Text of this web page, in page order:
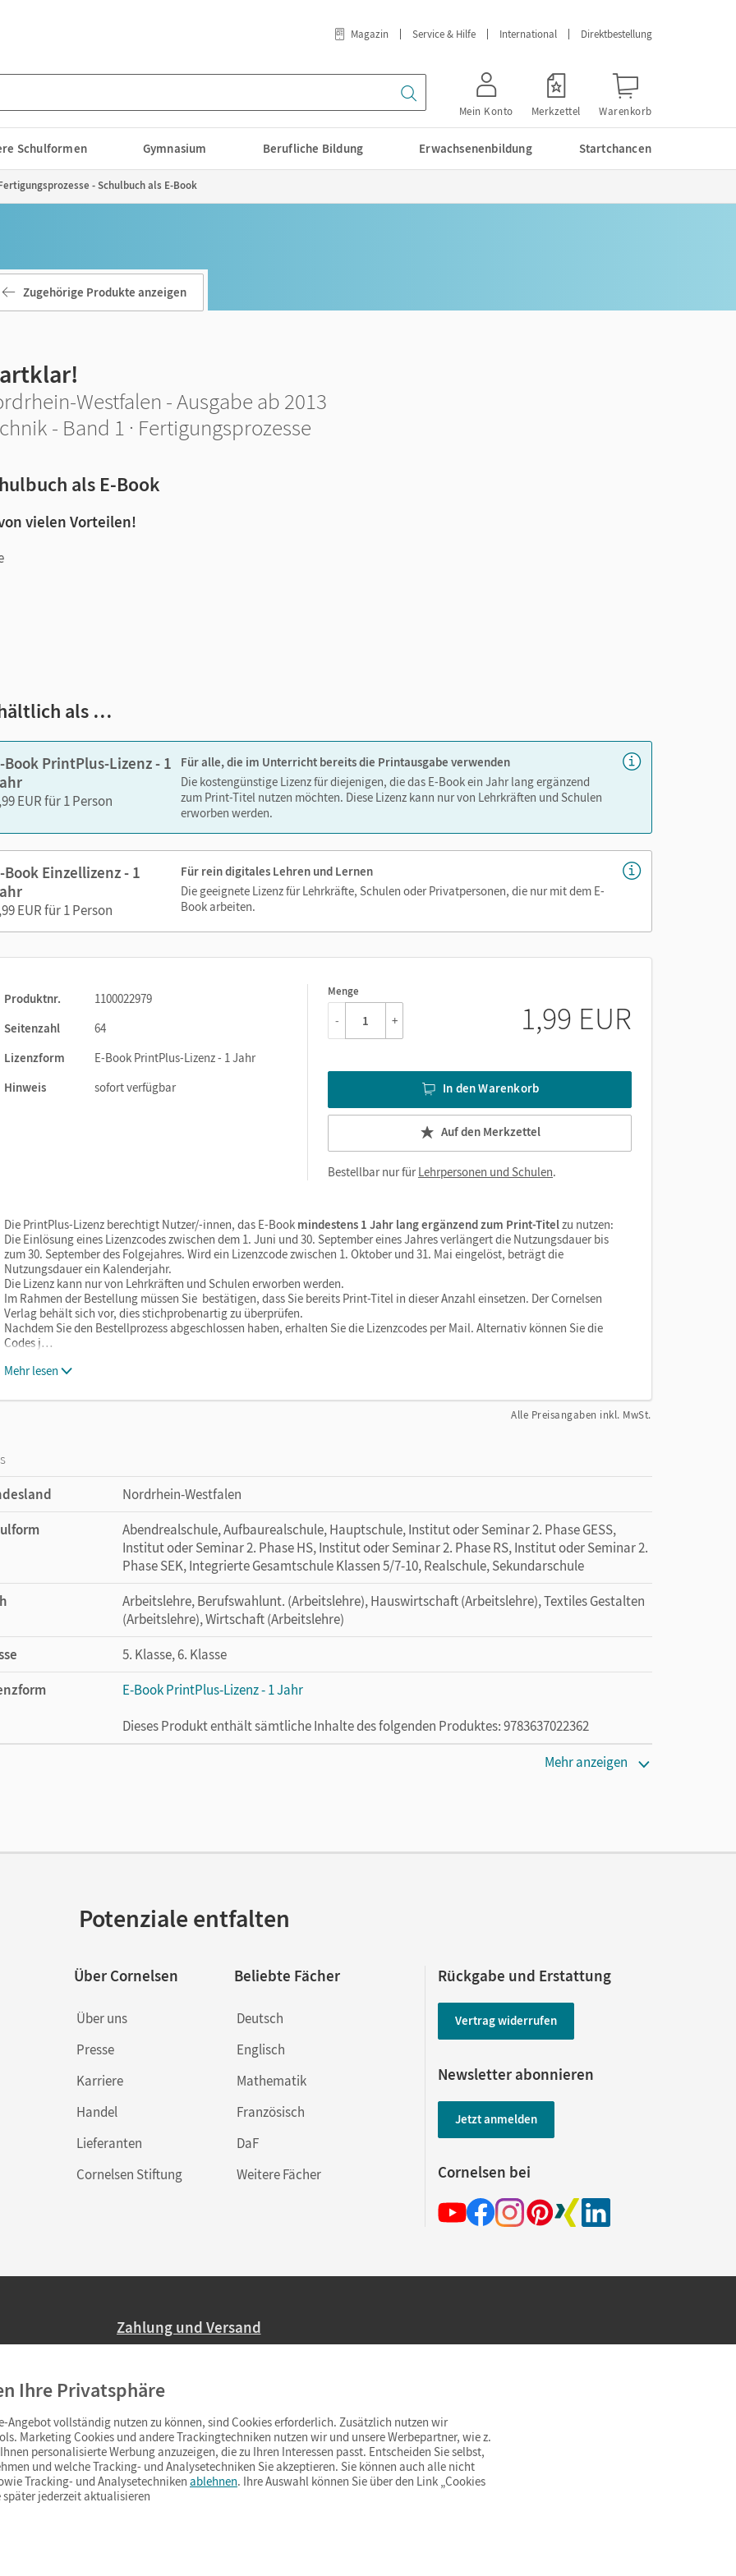
Magazin Service & Hilfe International Direktbestellung
Mein Konto Merkzettel Warenkorb
Schulformen Gymnasium Berufliche Bildung Erwachsenenbildung Startchancen
- Schulbuch als E-Book
Zugehörige Produkte anzeigen
Westfalen - Ausgabe ab 2013
- Band 1 · Fertigungsprozesse
als E-Book
vielen Vorteilen!
als …
Book PrintPlus-Lizenz - 1
EUR für 1 Person
Für alle, die im Unterricht bereits die Printausgabe verwenden
Die kostengünstige Lizenz für diejenigen, die das E-Book ein Jahr lang ergänzend
zum Print-Titel nutzen möchten. Diese Lizenz kann nur von Lehrkräften und Schulen
erworben werden.
Book Einzellizenz - 1
EUR für 1 Person
Für rein digitales Lehren und Lernen
Die geeignete Lizenz für Lehrkräfte, Schulen oder Privatpersonen, die nur mit dem E-
Book arbeiten.
Produktnr.
1100022979
Seitenzahl
64
Lizenzform
E-Book PrintPlus-Lizenz - 1 Jahr
Hinweis
sofort verfügbar
Menge
1
- + 1,99 EUR
In den Warenkorb
Auf den Merkzettel
Bestellbar nur fürLehrpersonen und Schulen.
Die PrintPlus-Lizenz berechtigt Nutzer/-innen, das E-Book mindestens 1 Jahr lang ergänzend zum Print-Titelzu nutzen:
Die Einlösung eines Lizenzcodes zwischen dem 1. Juni und 30. September eines Jahres verlängert die Nutzungsdauer bis
zum 30. September des Folgejahres. Wird ein Lizenzcode zwischen 1. Oktober und 31. Mai eingelöst, beträgt die
Nutzungsdauer ein Kalenderjahr.
Die Lizenz kann nur von Lehrkräften und Schulen erworben werden.
Im Rahmen der Bestellung müssen Sie bestätigen, dass Sie bereits Print-Titel in dieser Anzahl einsetzen. Der Cornelsen
Verlag behält sich vor, dies stichprobenartig zu überprüfen.
Nachdem Sie den Bestellprozess abgeschlossen haben, erhalten Sie die Lizenzcodes per Mail. Alternativ können Sie die
Codes j…
Mehr lesen
Alle Preisangaben inkl. MwSt.
Nordrhein-Westfalen
Abendrealschule, Aufbaurealschule, Hauptschule, Institut oder Seminar 2. Phase GESS,
Institut oder Seminar 2. Phase HS, Institut oder Seminar 2. Phase RS, Institut oder Seminar 2.
Phase SEK, Integrierte Gesamtschule Klassen 5/7-10, Realschule, Sekundarschule
Arbeitslehre, Berufswahlunt. (Arbeitslehre), Hauswirtschaft (Arbeitslehre), Textiles Gestalten
(Arbeitslehre), Wirtschaft (Arbeitslehre)
5. Klasse, 6. Klasse
E-Book PrintPlus-Lizenz - 1 Jahr
Dieses Produkt enthält sämtliche Inhalte des folgenden Produktes: 9783637022362
Oldenbourg Schulbuchverlag
Holzendorf, Ulf; Mette, Dieter; Meier, Bernd; Czech, Olaf
Mehr anzeigen
Potenziale entfalten
Über Cornelsen
Über uns
Presse
Karriere
Handel
Lieferanten
Cornelsen Stiftung
Beliebte Fächer
Deutsch
Englisch
Mathematik
Französisch
DaF
Weitere Fächer
Rückgabe und Erstattung
Vertrag widerrufen
Newsletter abonnieren
Jetzt anmelden
Cornelsen bei
Zahlung und Versand
Ab 59,– EUR Bestellwert liefern wir versandkostenfrei innerhalb Deutschlands
(Lieferung in 3–6 Tagen).
Ihre Privatsphäre
Angebot vollständig nutzen zu können, sind Cookies erforderlich. Zusätzlich nutzen wir
Marketing Cookies und andere Trackingtechniken nutzen wir und unsere Werbepartner, wie z.
personalisierte Werbung anzuzeigen, die zu Ihren Interessen passt. Entscheiden Sie selbst,
und welche Tracking- und Analysetechniken Sie akzeptieren. Sie können auch alle nicht
Tracking- und Analysetechniken ablehnen. Ihre Auswahl können Sie über den Link „Cookies
später jederzeit aktualisieren